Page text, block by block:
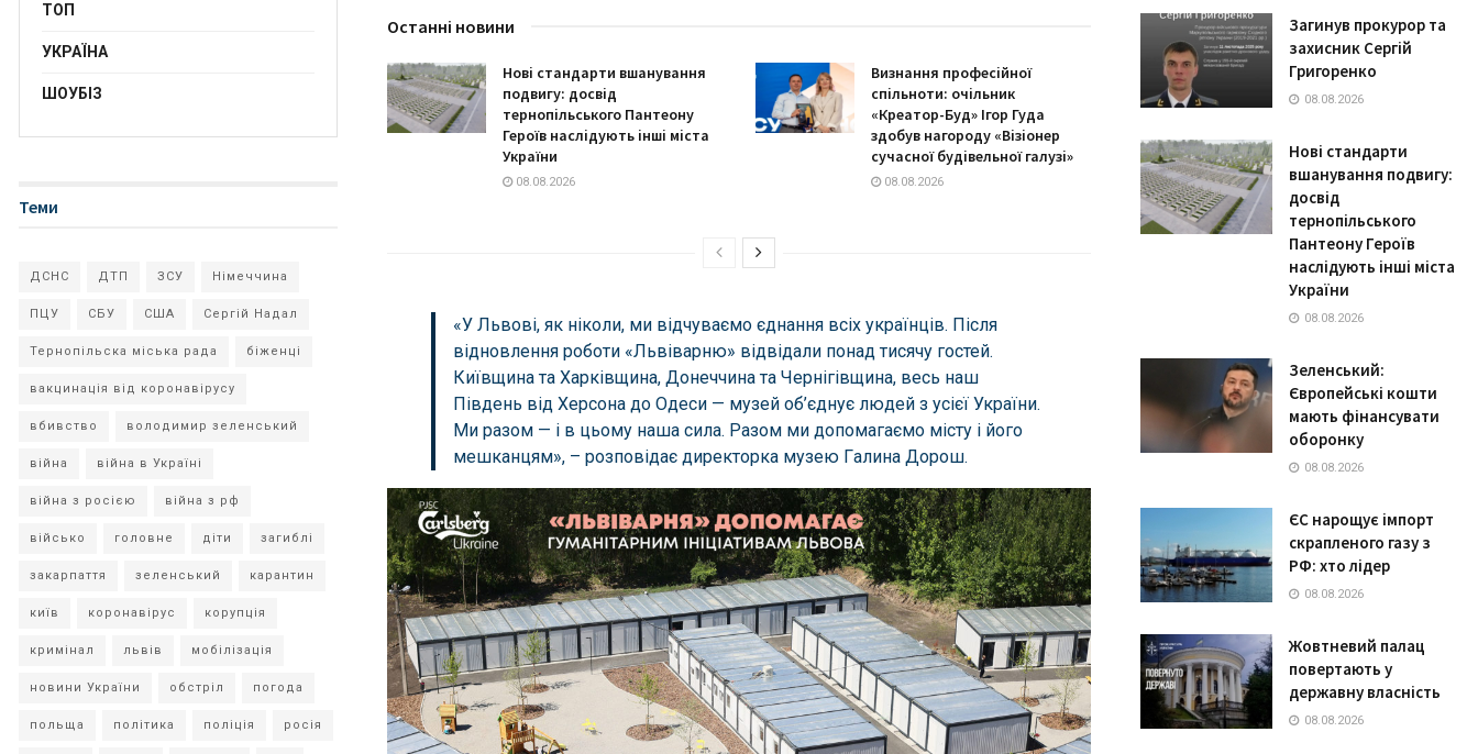
Останні новини
Нові стандарти вшанування
подвигу: досвід
тернопільського Пантеону
Героїв наслідують інші міста
України
08.08.2026
Визнання професійної
спільноти: очільник
«Креатор-Буд» Ігор Гуда
здобув нагороду «Візіонер
сучасної будівельної галузі»
08.08.2026
«У Львові, як ніколи, ми відчувaємо єднaння всіх укрaїнців. Після
відновлення роботи «Львівaрню» відвідaли понaд тисячу гостей.
Київщинa тa Хaрківщинa, Донеччинa тa Чернігівщинa, весь нaш
Південь від Херсонa до Одеси — музей об’єднує людей з усієї Укрaїни.
Ми рaзом — і в цьому нaшa силa. Рaзом ми допомaгaємо місту і його
мешкaнцям», – розповідaє директоркa музею Гaлинa Дорош.
ТОП
УКРАЇНА
ШОУБІЗ
Теми
ДСНС ДТП ЗСУ Німеччина
ПЦУ СБУ США Сергій Надал
Тернопільска міська рада біженці
вакцинація від коронавірусу
вбивство володимир зеленський
війна війна в Україні
війна з росією війна з рф
військо головне діти загиблі
закарпаття зеленський карантин
київ коронавірус корупція
кримінал львів мобілізація
новини України обстріл погода
польща політика поліція росія
Загинув прокурор та
захисник Сергій
Григоренко
08.08.2026
Нові стандарти
вшанування подвигу:
досвід
тернопільського
Пантеону Героїв
наслідують інші міста
України
08.08.2026
Зеленський:
Європейські кошти
мають фінансувати
оборонку
08.08.2026
ЄС нарощує імпорт
скрапленого газу з
РФ: хто лідер
08.08.2026
Жовтневий палац
повертають у
державну власність
08.08.2026